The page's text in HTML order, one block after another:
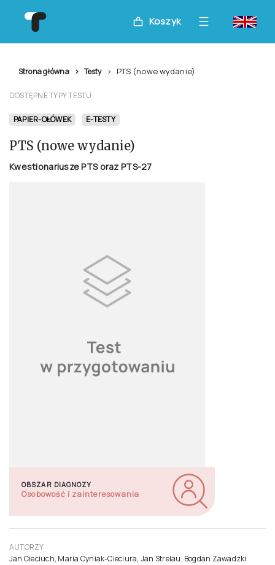
Koszyk
Strona główna Testy PTS (nowe wydanie)
DOSTĘPNE TYPY TESTU
PAPIER-OŁÓWEK E-TESTY
PTS (nowe wydanie)
Kwestionariusze PTS oraz PTS-27
OBSZAR DIAGNOZY
Osobowość i zainteresowania
AUTORZY
Jan Cieciuch, Maria Cyniak-Cieciura, Jan Strelau, Bogdan Zawadzki